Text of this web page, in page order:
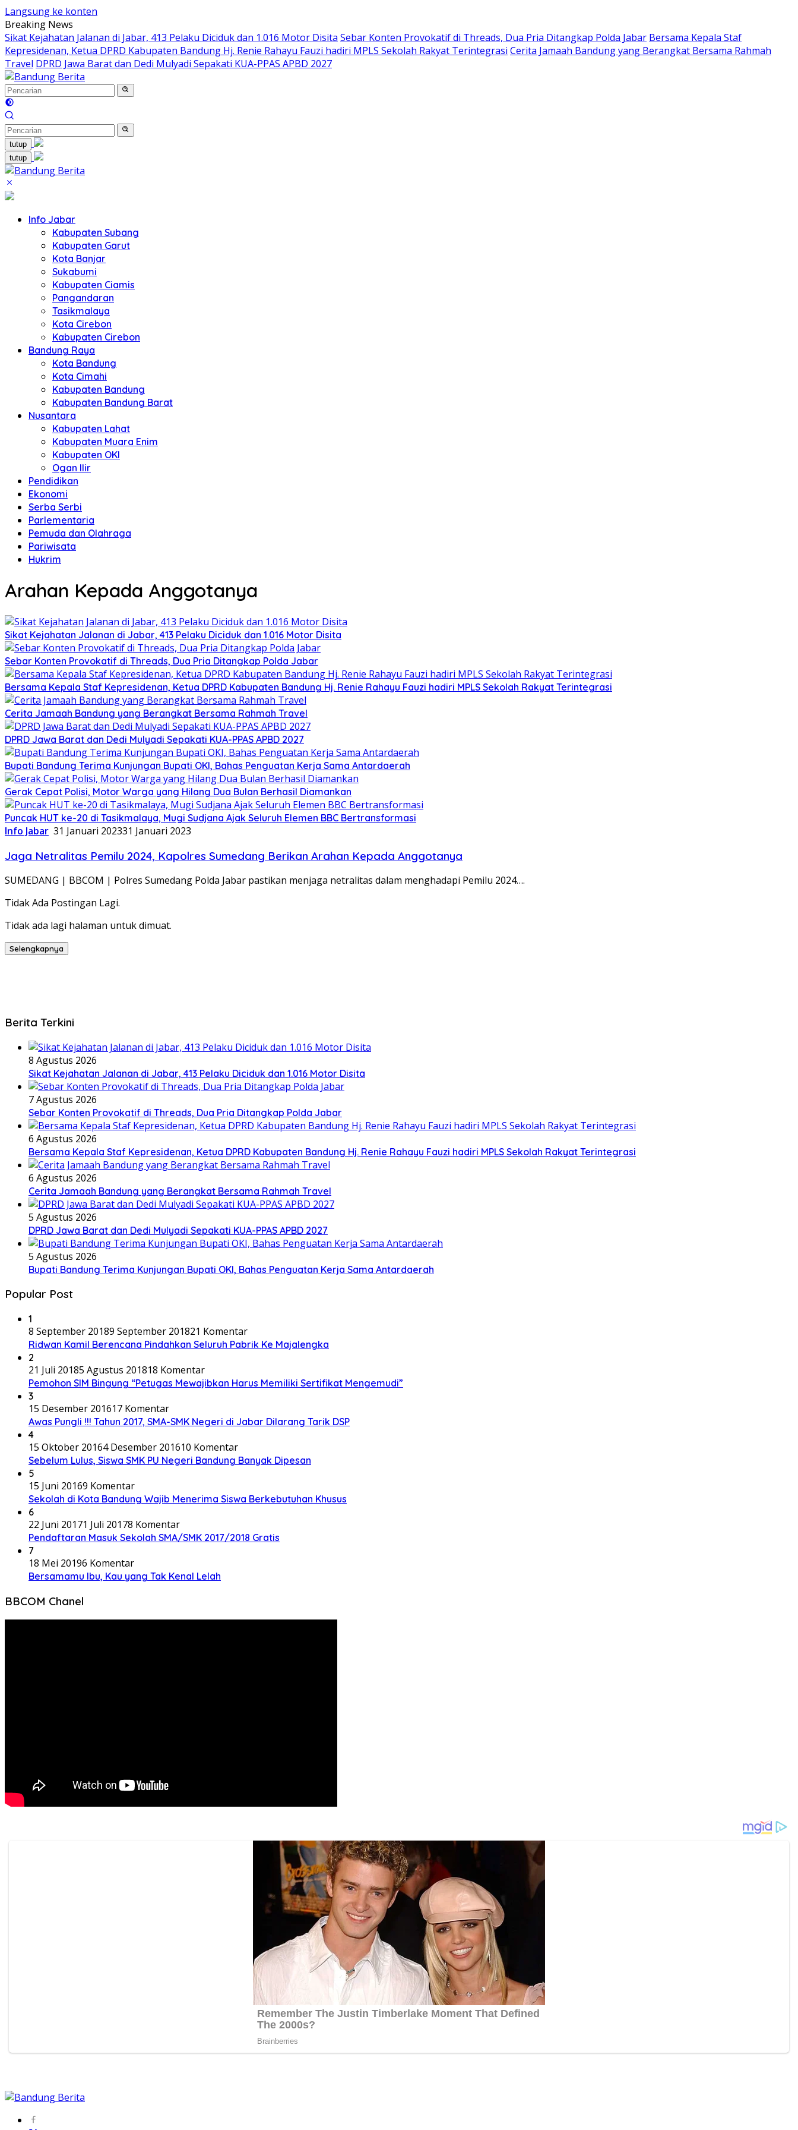
Langsung ke konten
Breaking News
Sikat Kejahatan Jalanan di Jabar, 413 Pelaku Diciduk dan 1.016 Motor Disita Sebar Konten Provokatif di Threads, Dua Pria Ditangkap Polda Jabar Bersama Kepala Staf
Kepresidenan, Ketua DPRD Kabupaten Bandung Hj. Renie Rahayu Fauzi hadiri MPLS Sekolah Rakyat Terintegrasi Cerita Jamaah Bandung yang Berangkat Bersama Rahmah
Travel DPRD Jawa Barat dan Dedi Mulyadi Sepakati KUA-PPAS APBD 2027
tutup
tutup
Info Jabar
Kabupaten Subang
Kabupaten Garut
Kota Banjar
Sukabumi
Kabupaten Ciamis
Pangandaran
Tasikmalaya
Kota Cirebon
Kabupaten Cirebon
Bandung Raya
Kota Bandung
Kota Cimahi
Kabupaten Bandung
Kabupaten Bandung Barat
Nusantara
Kabupaten Lahat
Kabupaten Muara Enim
Kabupaten OKI
Ogan Ilir
Pendidikan
Ekonomi
Serba Serbi
Parlementaria
Pemuda dan Olahraga
Pariwisata
Hukrim
Arahan Kepada Anggotanya
Sikat Kejahatan Jalanan di Jabar, 413 Pelaku Diciduk dan 1.016 Motor Disita
Sebar Konten Provokatif di Threads, Dua Pria Ditangkap Polda Jabar
Bersama Kepala Staf Kepresidenan, Ketua DPRD Kabupaten Bandung Hj. Renie Rahayu Fauzi hadiri MPLS Sekolah Rakyat Terintegrasi
Cerita Jamaah Bandung yang Berangkat Bersama Rahmah Travel
DPRD Jawa Barat dan Dedi Mulyadi Sepakati KUA-PPAS APBD 2027
Bupati Bandung Terima Kunjungan Bupati OKI, Bahas Penguatan Kerja Sama Antardaerah
Gerak Cepat Polisi, Motor Warga yang Hilang Dua Bulan Berhasil Diamankan
Puncak HUT ke-20 di Tasikmalaya, Mugi Sudjana Ajak Seluruh Elemen BBC Bertransformasi
Info Jabar 31 Januari 202331 Januari 2023
Jaga Netralitas Pemilu 2024, Kapolres Sumedang Berikan Arahan Kepada Anggotanya
SUMEDANG | BBCOM | Polres Sumedang Polda Jabar pastikan menjaga netralitas dalam menghadapi Pemilu 2024….
Tidak Ada Postingan Lagi.
Tidak ada lagi halaman untuk dimuat.
Selengkapnya
Berita Terkini
8 Agustus 2026
Sikat Kejahatan Jalanan di Jabar, 413 Pelaku Diciduk dan 1.016 Motor Disita
7 Agustus 2026
Sebar Konten Provokatif di Threads, Dua Pria Ditangkap Polda Jabar
6 Agustus 2026
Bersama Kepala Staf Kepresidenan, Ketua DPRD Kabupaten Bandung Hj. Renie Rahayu Fauzi hadiri MPLS Sekolah Rakyat Terintegrasi
6 Agustus 2026
Cerita Jamaah Bandung yang Berangkat Bersama Rahmah Travel
5 Agustus 2026
DPRD Jawa Barat dan Dedi Mulyadi Sepakati KUA-PPAS APBD 2027
5 Agustus 2026
Bupati Bandung Terima Kunjungan Bupati OKI, Bahas Penguatan Kerja Sama Antardaerah
Popular Post
1
8 September 20189 September 201821 Komentar
Ridwan Kamil Berencana Pindahkan Seluruh Pabrik Ke Majalengka
2
21 Juli 20185 Agustus 201818 Komentar
Pemohon SIM Bingung “Petugas Mewajibkan Harus Memiliki Sertifikat Mengemudi”
3
15 Desember 201617 Komentar
Awas Pungli !!! Tahun 2017, SMA-SMK Negeri di Jabar Dilarang Tarik DSP
4
15 Oktober 20164 Desember 201610 Komentar
Sebelum Lulus, Siswa SMK PU Negeri Bandung Banyak Dipesan
5
15 Juni 20169 Komentar
Sekolah di Kota Bandung Wajib Menerima Siswa Berkebutuhan Khusus
6
22 Juni 20171 Juli 20178 Komentar
Pendaftaran Masuk Sekolah SMA/SMK 2017/2018 Gratis
7
18 Mei 20196 Komentar
Bersamamu Ibu, Kau yang Tak Kenal Lelah
BBCOM Chanel